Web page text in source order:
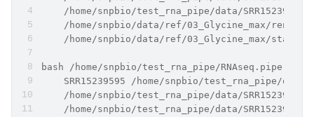
/home/snpbio/test_rna_pipe/data/
/home/snpbio/data/ref/03_Glycine_max/
/home/snpbio/data/ref/03_Glycine_max/
bash /home/snpbio/test_rna_pipe/RNAseq.pipe.sh \
SRR15239595 /home/snpbio/test_rna_pipe/out \
/home/snpbio/test_rna_pipe/data/
/home/snpbio/test_rna_pipe/data/